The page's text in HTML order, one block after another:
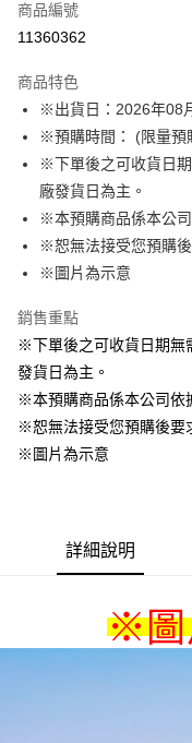
LINE Pay
悠遊付
Google Pay
ATM付款
運送方式
預購訂單-宅配專用(🔺不
每筆NT$100，滿
預購訂單-離島宅配專用-(
結帳，避免整筆訂單等超
每筆NT$220
商品編號
11360362
商品特色
※出貨日：2026年08
※預購時間： (限量預
※下單後之可收貨日
廠發貨日為主。
※本預購商品係本公
※恕無法接受您預購
※圖片為示意
銷售重點
※下單後之可收貨日期無
發貨日為主。
※本預購商品係本公司依
※恕無法接受您預購後要
※圖片為示意
詳細說明
※圖